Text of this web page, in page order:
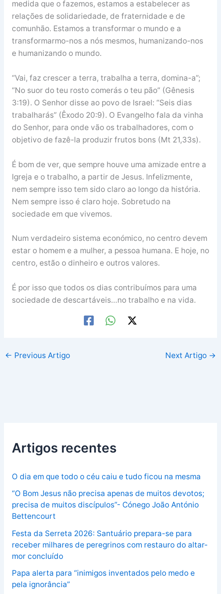
medida que o fazemos, estamos a estabelecer as
relações de solidariedade, de fraternidade e de
comunhão. Estamos a transformar o mundo e a
transformarmo-nos a nós mesmos, humanizando-nos
e humanizando o mundo.
“Vai, faz crescer a terra, trabalha a terra, domina-a”;
“No suor do teu rosto comerás o teu pão” (Gênesis
3:19). O Senhor disse ao povo de Israel: “Seis dias
trabalharás” (Êxodo 20:9). O Evangelho fala da vinha
do Senhor, para onde vão os trabalhadores, com o
objetivo de fazê-la produzir frutos bons (Mt 21,33s).
É bom de ver, que sempre houve uma amizade entre a
Igreja e o trabalho, a partir de Jesus. Infelizmente,
nem sempre isso tem sido claro ao longo da história.
Nem sempre isso é claro hoje. Sobretudo na
sociedade em que vivemos.
Num verdadeiro sistema económico, no centro devem
estar o homem e a mulher, a pessoa humana. E hoje, no
centro, estão o dinheiro e outros valores.
É por isso que todos os dias contribuímos para uma
sociedade de descartáveis…no trabalho e na vida.
← Previous Artigo Next Artigo →
Artigos recentes
O dia em que todo o céu caiu e tudo ficou na mesma
“O Bom Jesus não precisa apenas de muitos devotos;
precisa de muitos discípulos”- Cónego João António
Bettencourt
Festa da Serreta 2026: Santuário prepara-se para
receber milhares de peregrinos com restauro do altar-
mor concluído
Papa alerta para “inimigos inventados pelo medo e
pela ignorância”